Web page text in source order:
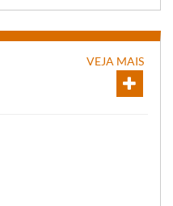
VEJA MAIS